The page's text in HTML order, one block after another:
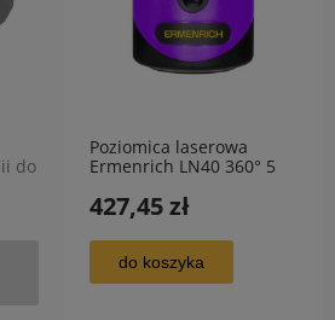
do
Poziomica laserowa
Ermenrich LN40 360° 5
427,45 zł
do koszyka